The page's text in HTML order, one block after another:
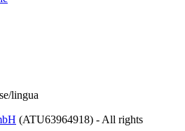
lingua
(ATU63964918) - All rights